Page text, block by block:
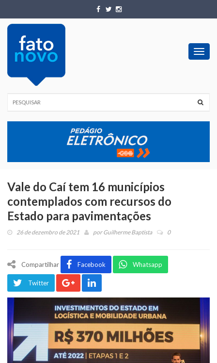
Vale do Caí tem 16 municípios
contemplados com recursos do
Estado para pavimentações
26 de dezembro de 2021 porGuilherme Baptista 0
Compartilhar Facebook Whatsapp
Twitter